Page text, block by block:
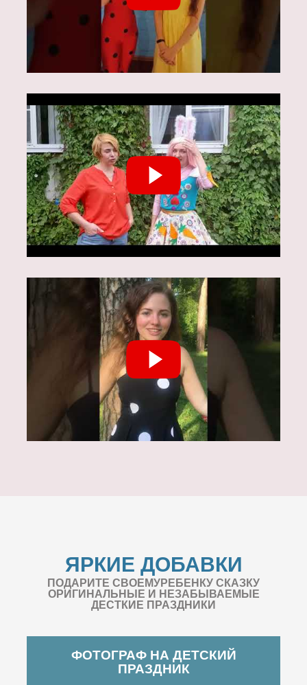
ЯРКИЕ ДОБАВКИ
ПОДАРИТЕ СВОЕМУРЕБЕНКУ СКАЗКУ
ОРИГИНАЛЬНЫЕ И НЕЗАБЫВАЕМЫЕ
ДЕСТКИЕ ПРАЗДНИКИ
ФОТОГРАФ НА ДЕТСКИЙ
ПРАЗДНИК